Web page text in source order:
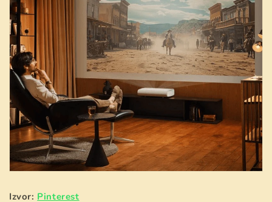
Izvor: Pinterest